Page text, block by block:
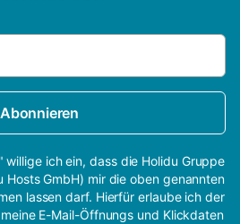
Abonnieren
willige ich ein, dass die Holidu Gruppe
Hosts GmbH) mir die oben genannten
lassen darf. Hierfür erlaube ich der
E-Mail-Öffnungs und Klickdaten